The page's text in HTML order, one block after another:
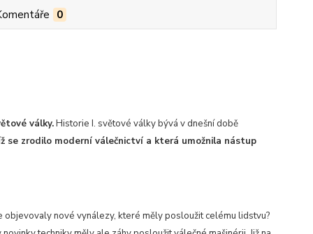
0
války.Historie I. světové války bývá v dnešní době
se zrodilo moderní válečnictví a která umožnila nástup
nové vynálezy, které měly posloužit celému lidstvu?